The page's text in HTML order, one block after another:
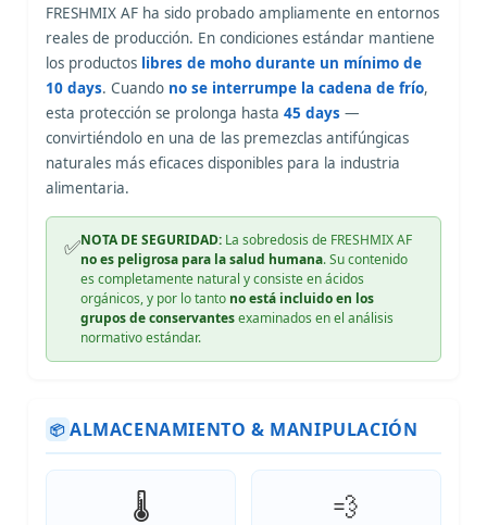
FRESHMIX AF ha sido probado ampliamente en entornos
reales de producción. En condiciones estándar mantiene
los productos libres de moho durante un mínimo de
10 days. Cuando no se interrumpe la cadena de frío,
esta protección se prolonga hasta45 days —
convirtiéndolo en una de las premezclas antifúngicas
naturales más eficaces disponibles para la industria
alimentaria.
✅NOTA DE SEGURIDAD: La sobredosis de FRESHMIX AF
no es peligrosa para la salud humana. Su contenido
es completamente natural y consiste en ácidos
orgánicos, y por lo tanto no está incluido en los
grupos de conservantesexaminados en el análisis
normativo estándar.
📦 ALMACENAMIENTO & MANIPULACIÓN
🌡️ 💨